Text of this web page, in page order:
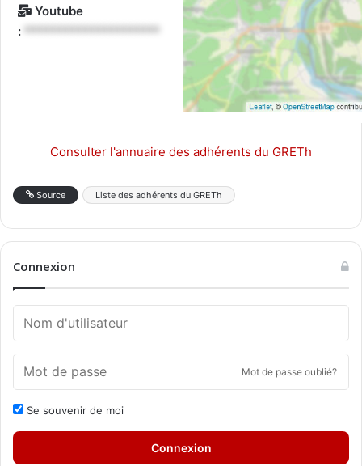
Youtube
: *********************
Consulter l'annuaire des adhérents du GRETh
Source Liste des adhérents du GRETh
Connexion
Mot de passe oublié?
Se souvenir de moi
Connexion